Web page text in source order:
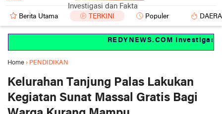
Investigasi dan Fakta
Berita Utama TERKINI Populer
REDYNEWS.COM Investigasi
Home › PENDIDIKAN
Kelurahan Tanjung Palas Lakukan
Kegiatan Sunat Massal Gratis Bagi